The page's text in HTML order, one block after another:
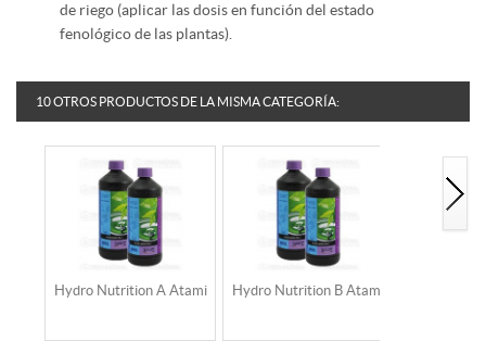
de riego (aplicar las dosis en función del estado
fenológico de las plantas).
10 OTROS PRODUCTOS DE LA MISMA CATEGORÍA:
Hydro Nutrition A Atami Hydro Nutrition B Atami